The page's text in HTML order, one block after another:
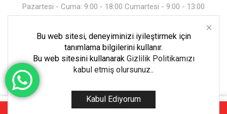
Pazartesi - Cuma: 9:00 - 18:00 Cumartesi - 9:00 - 13:00
Mesaj Gönder
Copyright © 2023 Tüm Hakları Ekoset Bilişim’e Aittir.
₺379,90
Bu web sitesi, deneyiminizi iyileştirmek için
tanımlama bilgilerini kullanır.
Bu web sitesini kullanarak Gizlilik Politikamızı
kabul etmiş olursunuz..
Kabul Ediyorum